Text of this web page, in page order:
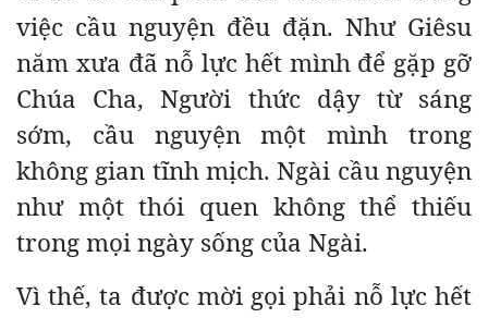
việc cầu nguyện đều đặn. Như Giêsu
năm xưa đã nỗ lực hết mình để gặp gỡ
Chúa Cha, Người thức dậy từ sáng
sớm, cầu nguyện một mình trong
không gian tĩnh mịch. Ngài cầu nguyện
như một thói quen không thể thiếu
trong mọi ngày sống của Ngài.
Vì thế, ta được mời gọi phải nỗ lực hết